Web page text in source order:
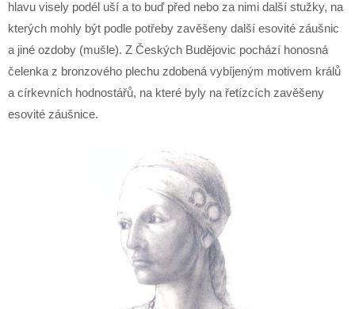
hlavu visely podél uší a to buď před nebo za nimi další stužky, na
kterých mohly být podle potřeby zavěšeny další esovité záušnic
a jiné ozdoby (mušle). Z Českých Budějovic pochází honosná
čelenka z bronzového plechu zdobená vybíjeným motivem králů
a církevních hodnostářů, na které byly na řetízcích zavěšeny
esovité záušnice.